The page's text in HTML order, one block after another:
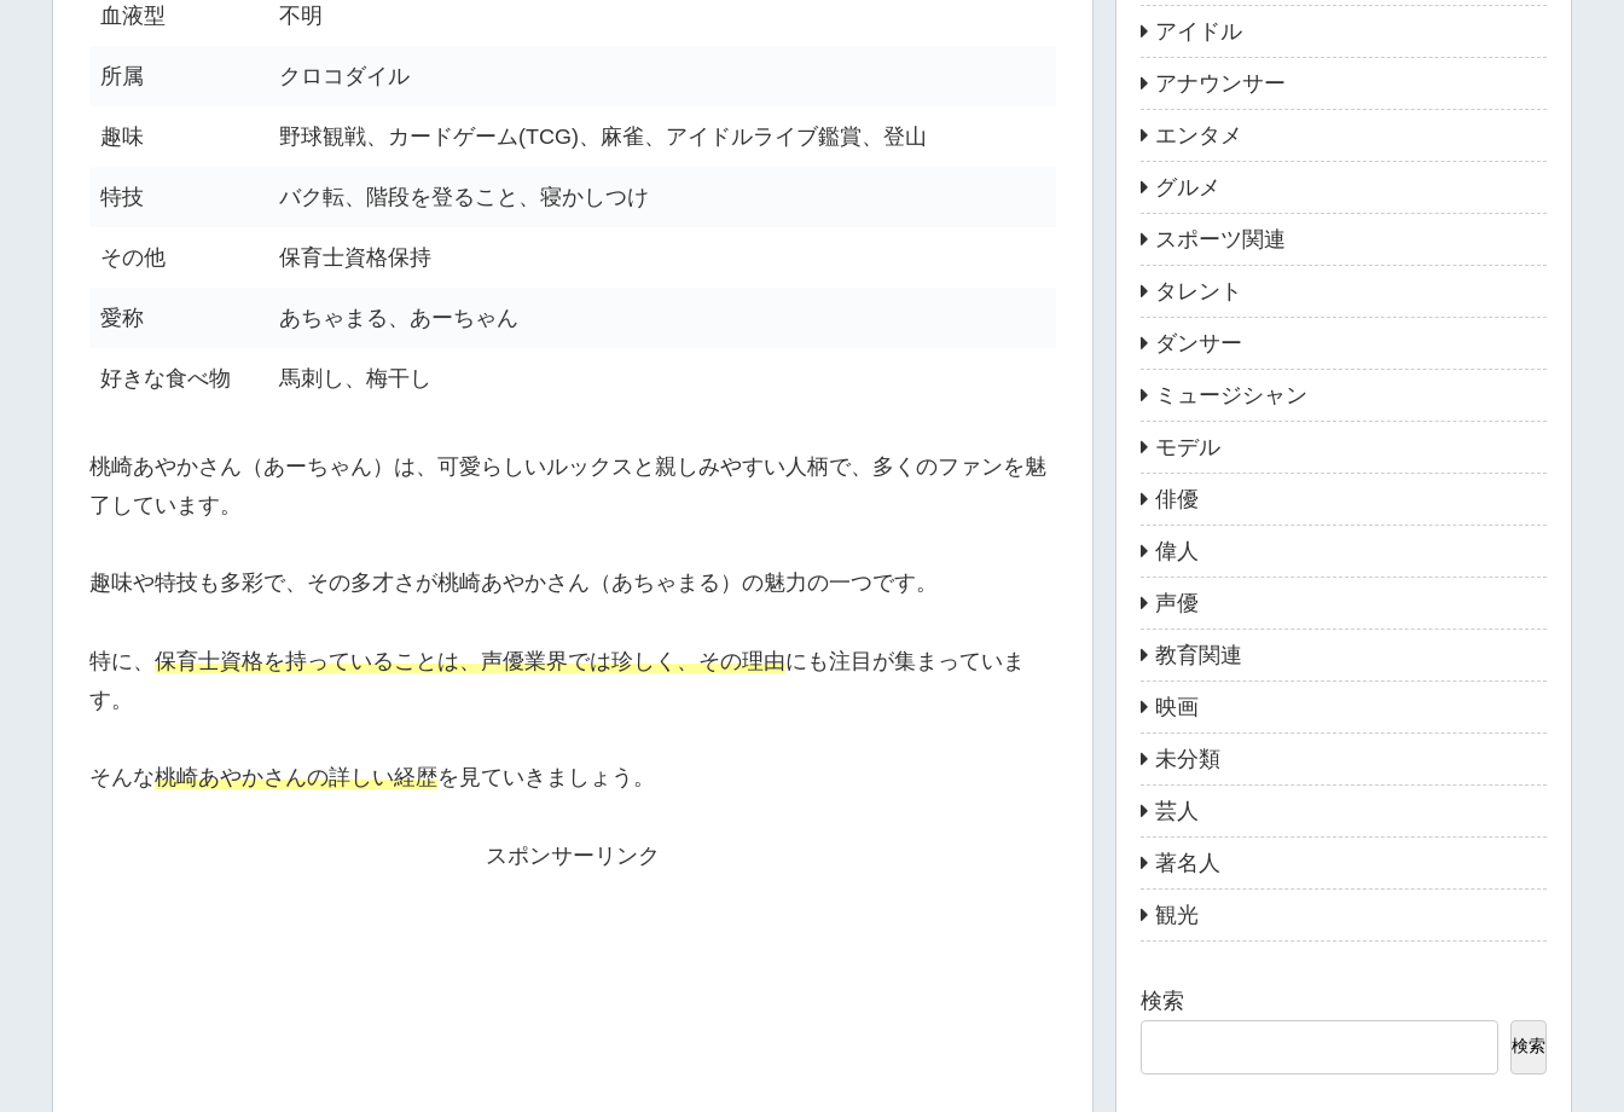
血液型 不明
所属 クロコダイル
趣味 野球観戦、カードゲーム(TCG)、麻雀、アイドルライブ鑑賞、登山
特技 バク転、階段を登ること、寝かしつけ
その他 保育士資格保持
愛称 あちゃまる、あーちゃん
好きな食べ物 馬刺し、梅干し
桃崎あやかさん（あーちゃん）は、可愛らしいルックスと親しみやすい人柄で、多くのファンを魅
了しています。
趣味や特技も多彩で、その多才さが桃崎あやかさん（あちゃまる）の魅力の一つです。
特に、 保育士資格を持っていることは、声優業界では珍しく、その理由にも注目が集まっていま
す。
そんな桃崎あやかさんの詳しい経歴を見ていきましょう。
スポンサーリンク
アイドル
アナウンサー
エンタメ
グルメ
スポーツ関連
タレント
ダンサー
ミュージシャン
モデル
俳優
偉人
声優
教育関連
映画
未分類
芸人
著名人
観光
検索
検索